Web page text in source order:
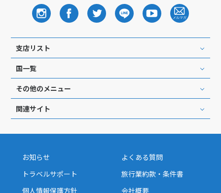
支店リスト
国一覧
その他のメニュー
関連サイト
お知らせ
よくある質問
トラベルサポート
旅行業約款・条件書
個人情報保護方針
会社概要